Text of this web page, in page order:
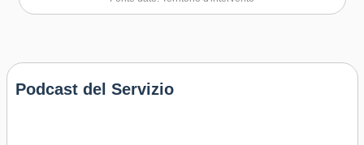
Podcast del Servizio